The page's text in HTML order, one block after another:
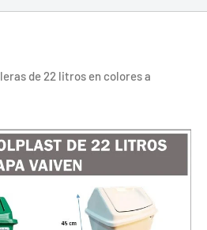
de 22 litros en colores a